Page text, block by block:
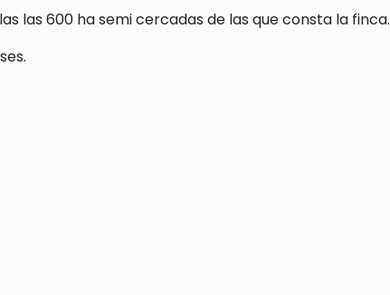
las 600 ha semi cercadas de las que consta la finca.